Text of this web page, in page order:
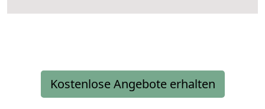
Kostenlose Angebote erhalten